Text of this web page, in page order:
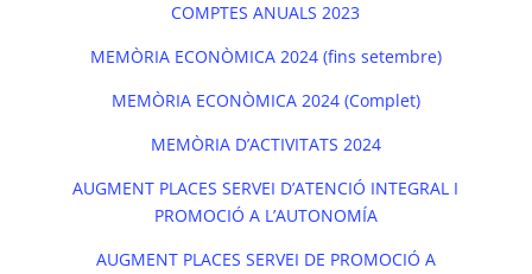
COMPTES ANUALS 2023
MEMÒRIA ECONÒMICA 2024 (fins setembre)
MEMÒRIA ECONÒMICA 2024 (Complet)
MEMÒRIA D’ACTIVITATS 2024
AUGMENT PLACES SERVEI D’ATENCIÓ INTEGRAL I
PROMOCIÓ A L’AUTONOMÍA
AUGMENT PLACES SERVEI DE PROMOCIÓ A